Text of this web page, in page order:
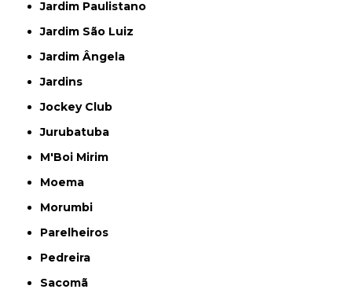
Jardim Paulistano
Jardim São Luiz
Jardim Ângela
Jardins
Jockey Club
Jurubatuba
M'Boi Mirim
Moema
Morumbi
Parelheiros
Pedreira
Sacomã